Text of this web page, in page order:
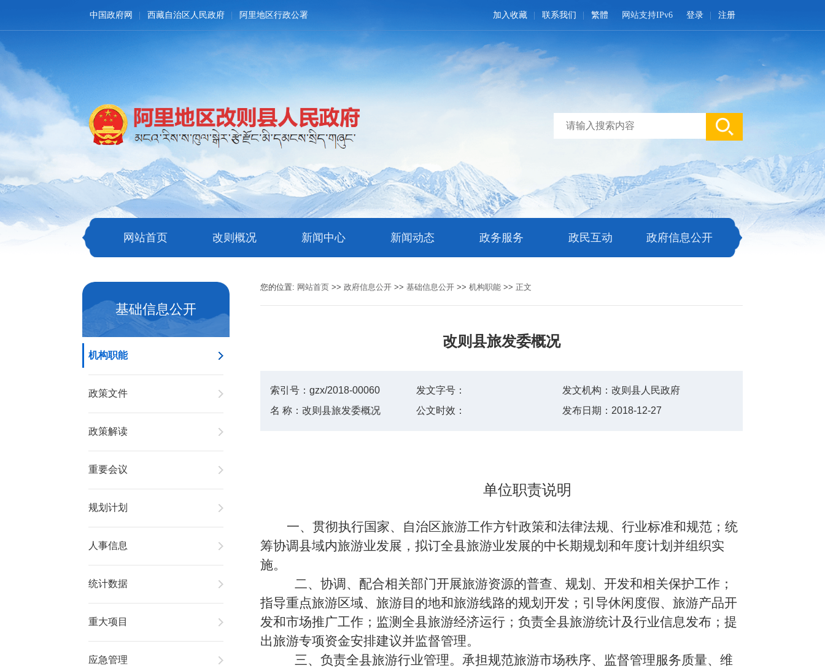
中国政府网 西藏自治区人民政府 阿里地区行政公署 登录 注册
网站支持IPv6
加入收藏 联系我们 繁體
网站首页 改则概况 新闻中心 新闻动态 政务服务 政民互动 政府信息公开
基础信息公开
机构职能
政策文件
政策解读
重要会议
规划计划
人事信息
统计数据
重大项目
应急管理
您的位置: 网站首页 >>政府信息公开 >>基础信息公开 >>机构职能 >>正文
改则县旅发委概况
索引号：gzx/2018-00060 发文字号： 发文机构： 改则县人民政府
名 称：改则县旅发委概况 公文时效： 发布日期： 2018-12-27
单位职责说明
一、贯彻执行国家、自治区旅游工作方针政策和法律法规、行业标准和规范；统
筹协调县域内旅游业发展，拟订全县旅游业发展的中长期规划和年度计划并组织实
施。
二、协调、配合相关部门开展旅游资源的普查、规划、开发和相关保护工作；
指导重点旅游区域、旅游目的地和旅游线路的规划开发；引导休闲度假、旅游产品开
发和市场推广工作；监测全县旅游经济运行；负责全县旅游统计及行业信息发布；提
出旅游专项资金安排建议并监督管理。
三、负责全县旅游行业管理。承担规范旅游市场秩序、监督管理服务质量、维